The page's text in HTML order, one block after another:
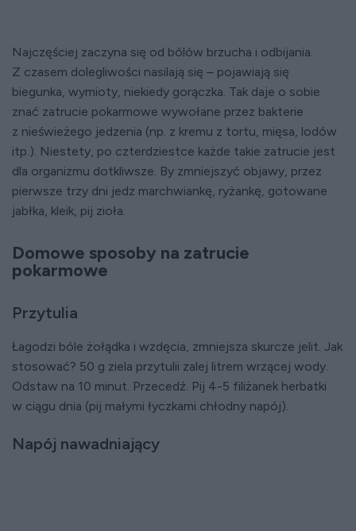
Najczęściej zaczyna się od bólów brzucha i odbijania.
Z czasem dolegliwości nasilają się – pojawiają się
biegunka, wymioty, niekiedy gorączka. Tak daje o sobie
znać zatrucie pokarmowe wywołane przez bakterie
z nieświeżego jedzenia (np. z kremu z tortu, mięsa, lodów
itp.). Niestety, po czterdziestce każde takie zatrucie jest
dla organizmu dotkliwsze. By zmniejszyć objawy, przez
pierwsze trzy dni jedz marchwiankę, ryżankę, gotowane
jabłka, kleik, pij zioła.
Domowe sposoby na zatrucie
pokarmowe
Przytulia
Łagodzi bóle żołądka i wzdęcia, zmniejsza skurcze jelit. Jak
stosować? 50 g ziela przytulii zalej litrem wrzącej wody.
Odstaw na 10 minut. Przecedź. Pij 4-5 filiżanek herbatki
w ciągu dnia (pij małymi łyczkami chłodny napój).
Napój nawadniający